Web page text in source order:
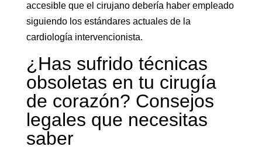
accesible que el cirujano debería haber empleado
siguiendo los estándares actuales de la
cardiología intervencionista.
¿Has sufrido técnicas
obsoletas en tu cirugía
de corazón? Consejos
legales que necesitas
saber